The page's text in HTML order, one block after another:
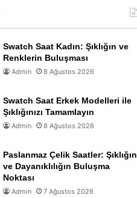
Swatch Saat Kadın: Şıklığın ve
Renklerin Buluşması
Admin 8 Ağustos 2026
Swatch Saat Erkek Modelleri ile
Şıklığınızı Tamamlayın
Admin 8 Ağustos 2026
Paslanmaz Çelik Saatler: Şıklığın
ve Dayanıklılığın Buluşma
Noktası
Admin 7 Ağustos 2026